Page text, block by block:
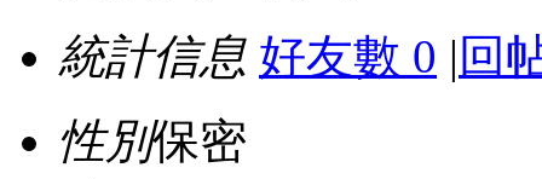
統計信息 好友數 0 | 回
性別保密